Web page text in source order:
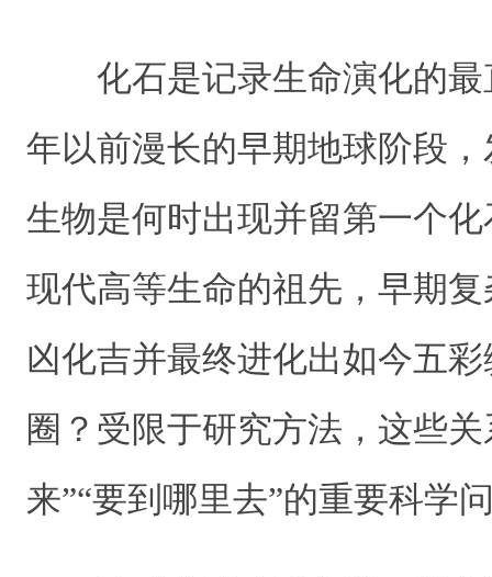
化石是记录生命演化的
年以前漫长的早期地球阶段
生物是何时出现并留第一个
现代高等生命的祖先，早期
凶化吉并最终进化出如今五
圈？受限于研究方法，这些
来”“要到哪里去”的重要科学